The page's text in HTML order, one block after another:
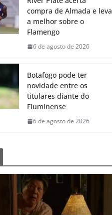
compra de Almada e leva
a melhor sobre o
Flamengo
6 de agosto de 2026
Botafogo pode ter
novidade entre os
titulares diante do
Fluminense
6 de agosto de 2026